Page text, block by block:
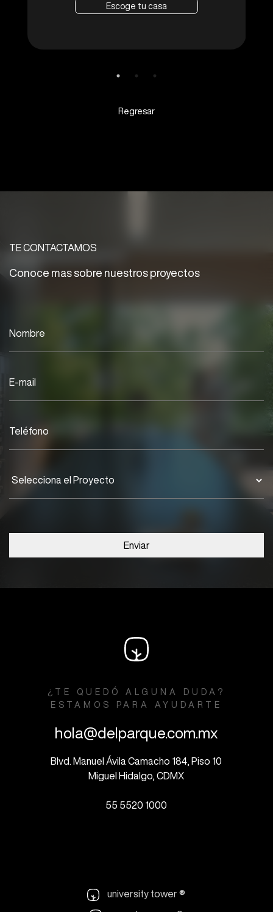
Escoge tu casa
Escoge tu casa
Regresar
TE CONTACTAMOS
Conoce mas sobre nuestros proyectos
¿TE QUEDÓ ALGUNA DUDA?
ESTAMOS PARA AYUDARTE
hola@delparque.com.mx
Blvd. Manuel Ávila Camacho 184, Piso 10
Miguel Hidalgo, CDMX
55 5520 1000
university tower ®